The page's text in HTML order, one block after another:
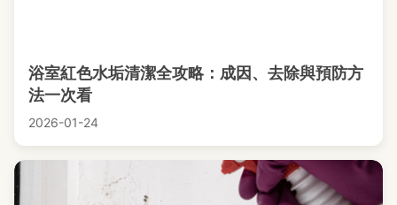
浴室紅色水垢清潔全攻略：成因、去除與預防方
法一次看
2026-01-24